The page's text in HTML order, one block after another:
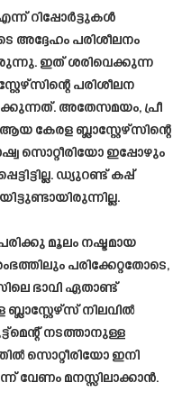
റിപ്പോർട്ടുകൾ
അദ്ദേഹം പരിശീലനം
ഇത് ശരിവെക്കുന്ന
പരിശീലന
അതേസമയം, പ്രീ
കേരള ബ്ലാസ്റ്റേഴ്സിന്റെ
സൊറ്റീരിയോ ഇപ്പോഴും
ഡ്യുറണ്ട് കപ്പ്
മൂലം നഷ്ടമായ
പരിക്കേറ്റതോടെ,
ഭാവി ഏതാണ്ട്
നിലവിൽ
നടത്താനുള്ള
സൊറ്റീരിയോ ഇനി
വേണം മനസ്സിലാക്കാൻ.